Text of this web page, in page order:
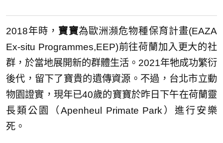
2018年時， 寶寶為歐洲瀕危物種保育計畫(EAZA
Ex-situ Programmes,EEP)前往荷蘭加入更大的社
群，於當地展開新的群體生活。2021年牠成功繁衍
後代，留下了寶貴的遺傳資源。不過，台北市立動
物園證實，現年已40歲的寶寶於昨日下午在荷蘭靈
長類公園（Apenheul Primate Park）進行安樂
死。